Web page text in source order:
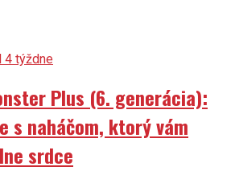
4 týždne
Plus (6. generácia):
s naháčom, ktorý vám
srdce